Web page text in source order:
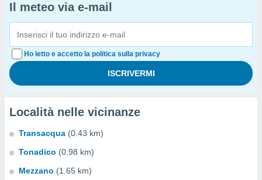
Il meteo via e-mail
Ho letto e accetto la politica sulla privacy
Località nelle vicinanze
Transacqua (0.43 km)
Tonadico (0.98 km)
Mezzano (1.65 km)